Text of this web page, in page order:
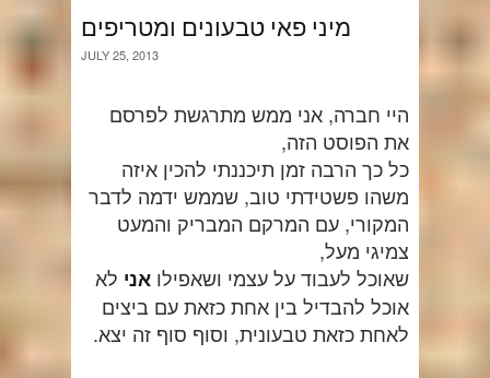
מיני פאי טבעונים ומטריפים
JULY 25, 2013
היי חברה, אני ממש מתרגשת לפרסם
את הפוסט הזה,
כל כך הרבה זמן תיכננתי להכין איזה
משהו פשטידתי טוב, שממש ידמה לדבר
המקורי, עם המרקם המבריק והמעט
צמיגי מעל,
שאוכל לעבוד על עצמי ושאפילו אני לא
אוכל להבדיל בין אחת כזאת עם ביצים
לאחת כזאת טבעונית, וסוף סוף זה יצא.